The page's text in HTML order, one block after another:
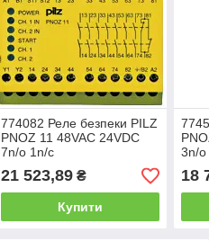
774082 Реле безпеки PILZ
PNOZ 11 48VAC 24VDC
7n/o 1n/c
21 523,89₴
Купити
3n/
18